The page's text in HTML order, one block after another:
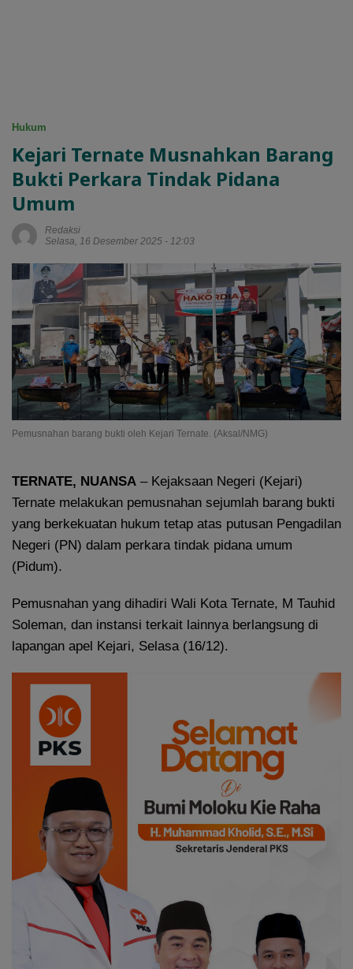
Hukum
Kejari Ternate Musnahkan Barang
Bukti Perkara Tindak Pidana
Umum
Redaksi
Selasa, 16 Desember 2025 - 12:03
Pemusnahan barang bukti oleh Kejari Ternate. (Aksal/NMG)
TERNATE, NUANSA – Kejaksaan Negeri (Kejari)
Ternate melakukan pemusnahan sejumlah barang bukti
yang berkekuatan hukum tetap atas putusan Pengadilan
Negeri (PN) dalam perkara tindak pidana umum
(Pidum).
Pemusnahan yang dihadiri Wali Kota Ternate, M Tauhid
Soleman, dan instansi terkait lainnya berlangsung di
lapangan apel Kejari, Selasa (16/12).